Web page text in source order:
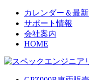
カレンダー＆最
サポート情報
会社案内
HOME